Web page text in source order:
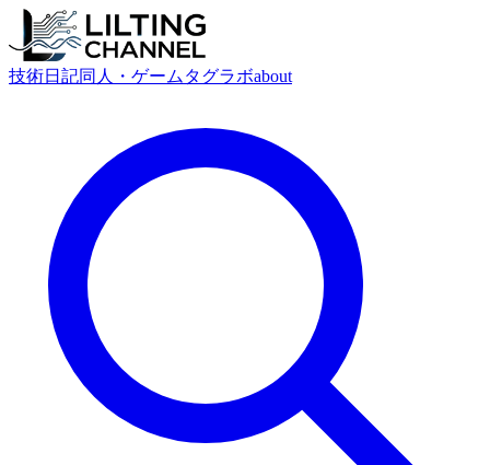
技術日記同人・ゲーム タグラボabout